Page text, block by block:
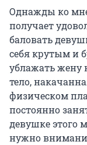
Однажды ко
получает
баловать
себя крутым и
ублажать жену
тело,
физическом
постоянно
девушке этого
нужно